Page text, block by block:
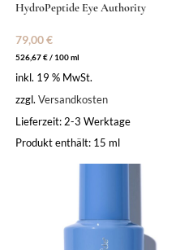
HydroPeptide Eye Authority
79,00€
526,67€/ 100ml
inkl. 19 % MwSt.
zzgl. Versandkosten
Lieferzeit: 2-3 Werktage
Produkt enthält: 15 ml